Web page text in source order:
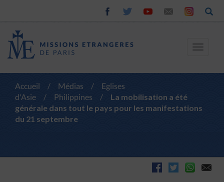
Toggle
Accueil / Médias /
Eglises
d'Asie
/ Philippines /
La mobilisation a été
générale dans tout le pays pour les manifestations
du 21 septembre